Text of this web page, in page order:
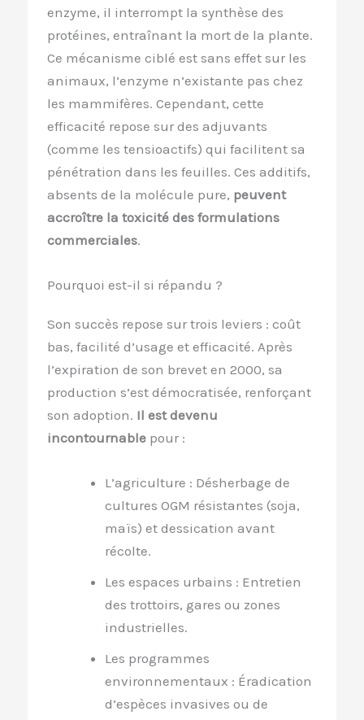
enzyme, il interrompt la synthèse des
protéines, entraînant la mort de la plante.
Ce mécanisme ciblé est sans effet sur les
animaux, l’enzyme n’existante pas chez
les mammifères. Cependant, cette
efficacité repose sur des adjuvants
(comme les tensioactifs) qui facilitent sa
pénétration dans les feuilles. Ces additifs,
absents de la molécule pure, peuvent
accroître la toxicité des formulations
commerciales.
Pourquoi est-il si répandu ?
Son succès repose sur trois leviers : coût
bas, facilité d’usage et efficacité. Après
l’expiration de son brevet en 2000, sa
production s’est démocratisée, renforçant
son adoption. Il est devenu
incontournable pour :
L’agriculture : Désherbage de
cultures OGM résistantes (soja,
maïs) et dessication avant
récolte.
Les espaces urbains : Entretien
des trottoirs, gares ou zones
industrielles.
Les programmes
environnementaux : Éradication
d’espèces invasives ou de